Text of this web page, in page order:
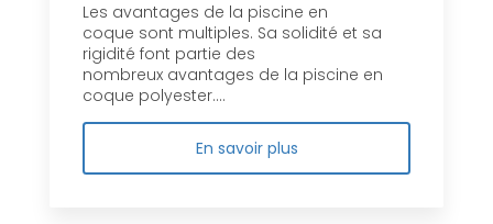
Les avantages de la piscine en
coque sont multiples. Sa solidité et sa
rigidité font partie des
nombreux avantages de la piscine en
coque polyester....
En savoir plus